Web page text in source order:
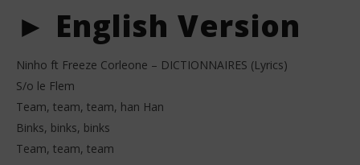
► English Version
Ninho ft Freeze Corleone – DICTIONNAIRES (Lyrics)
S/o le Flem
Team, team, team, han Han
Binks, binks, binks
Team, team, team